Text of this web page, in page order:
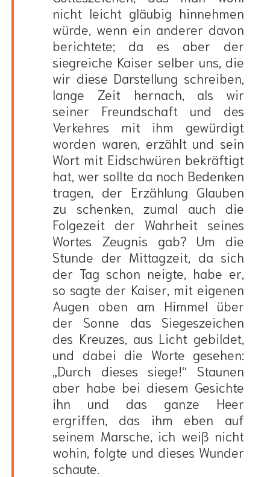
nicht leicht gläubig hinnehmen
würde, wenn ein anderer davon
berichtete; da es aber der
siegreiche Kaiser selber uns, die
wir diese Darstellung schreiben,
lange Zeit hernach, als wir
seiner Freundschaft und des
Verkehres mit ihm gewürdigt
worden waren, erzählt und sein
Wort mit Eidschwüren bekräftigt
hat, wer sollte da noch Bedenken
tragen, der Erzählung Glauben
zu schenken, zumal auch die
Folgezeit der Wahrheit seines
Wortes Zeugnis gab? Um die
Stunde der Mittagzeit, da sich
der Tag schon neigte, habe er,
so sagte der Kaiser, mit eigenen
Augen oben am Himmel über
der Sonne das Siegeszeichen
des Kreuzes, aus Licht gebildet,
und dabei die Worte gesehen:
„Durch dieses siege!“ Staunen
aber habe bei diesem Gesichte
ihn und das ganze Heer
ergriffen, das ihm eben auf
seinem Marsche, ich weiß nicht
wohin, folgte und dieses Wunder
schaute.